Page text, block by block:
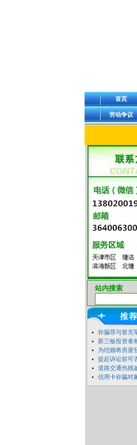
首页
劳动争议
站内搜索
诈骗罪与冒充
新三板投资者
为结婚将房屋
提起诉讼前可
道路交通伤残
信用卡诈骗对